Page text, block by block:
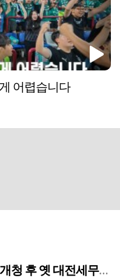
어렵습니다
전세무서 부지로 이전 추진